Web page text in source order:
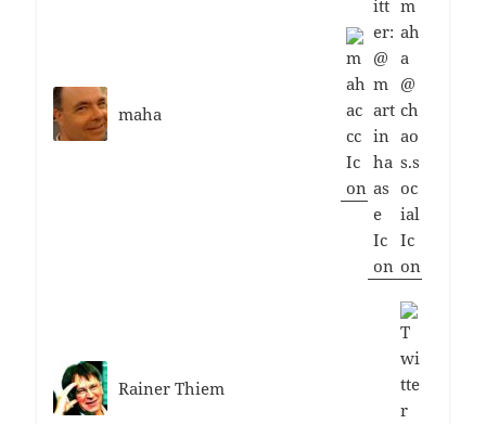
maha
Rainer Thiem